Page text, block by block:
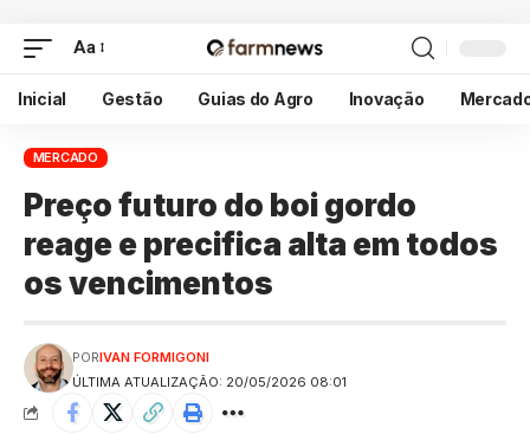
Aa
Inicial Gestão Guias do Agro Inovação
MERCADO
Preço futuro do boi gordo
reage e precifica alta em todos
os vencimentos
ÚLTIMA ATUALIZAÇÃO: 20/05/2026 08:01
PORIVAN FORMIGONI